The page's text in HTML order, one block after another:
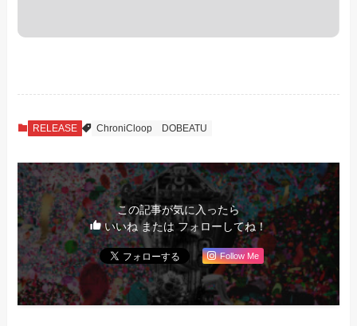
RELEASE ChroniCloop DOBEATU
この記事が気に入ったら
いいね または フォローしてね！
Follow Me